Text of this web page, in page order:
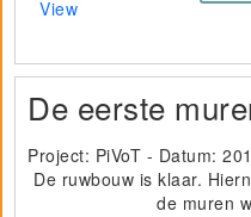
View
De eerste
Project: PiVoT - Datum:
De ruwbouw is klaar.
de muren